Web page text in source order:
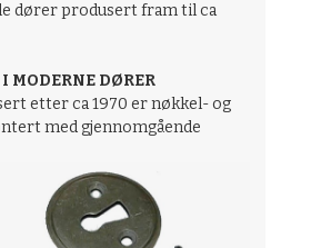
dører produsert fram til ca
MODERNE DØRER
etter ca 1970 er nøkkel- og
med gjennomgående